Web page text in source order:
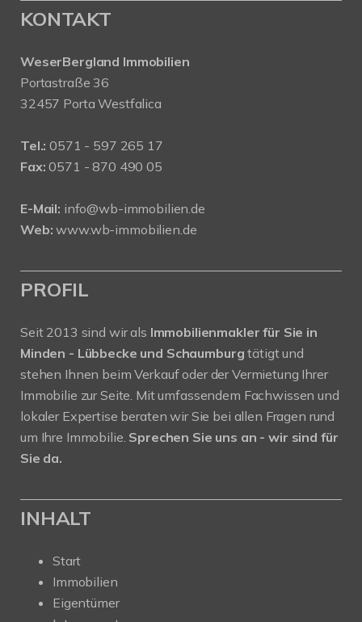
KONTAKT
WeserBergland Immobilien
Portastraße 36
32457 Porta Westfalica
Tel.: 0571 - 597 265 17
Fax: 0571 - 870 490 05
E-Mail: info@wb-immobilien.de
Web: www.wb-immobilien.de
PROFIL
Seit 2013 sind wir als Immobilienmakler für Sie in
Minden - Lübbecke und Schaumburgtätigt und
stehen Ihnen beim Verkauf oder der Vermietung Ihrer
Immobilie zur Seite. Mit umfassendem Fachwissen und
lokaler Expertise beraten wir Sie bei allen Fragen rund
um Ihre Immobilie. Sprechen Sie uns an - wir sind für
Sie da.
INHALT
Start
Immobilien
Eigentümer